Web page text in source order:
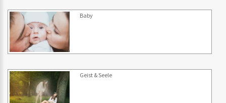
Baby
Geist & Seele